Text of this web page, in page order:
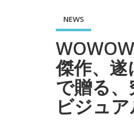
NEWS
傑作、
で贈る
ビジュア